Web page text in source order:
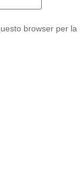
browser per